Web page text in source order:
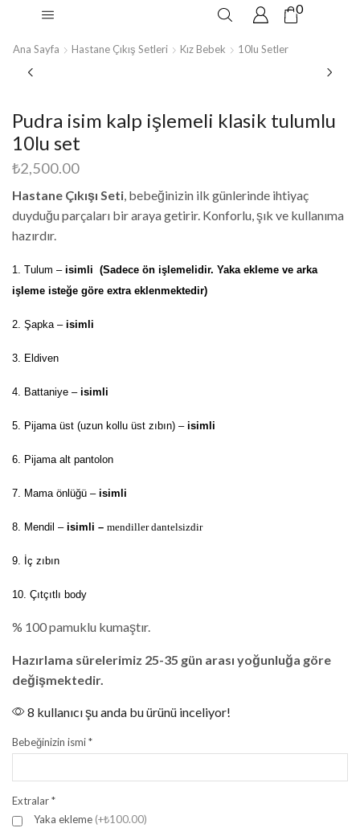
0
Ana Sayfa Hastane Çıkış Setleri Kız Bebek 10lu Setler
Pudra isim kalp işlemeli klasik tulumlu
10lu set
₺2,500.00
Hastane Çıkışı Seti , bebeğinizin ilk günlerinde ihtiyaç
duyduğu parçaları bir araya getirir. Konforlu, şık ve kullanıma
hazırdır.
1. Tulum – isimli (Sadece ön işlemelidir. Yaka ekleme ve arka
işleme isteğe göre extra eklenmektedir)
2. Şapka – isimli
3. Eldiven
4. Battaniye – isimli
5. Pijama üst (uzun kollu üst zıbın) – isimli
6. Pijama alt pantolon
7. Mama önlüğü – isimli
8. Mendil – isimli – mendiller dantelsizdir
9. İç zıbın
10. Çıtçıtlı body
% 100 pamuklu kumaştır.
Hazırlama sürelerimiz 25-35 gün arası yoğunluğa göre
değişmektedir.
8 kullanıcı şu anda bu ürünü inceliyor!
Bebeğinizin ismi*
Extralar*
Yaka ekleme (+₺100.00)